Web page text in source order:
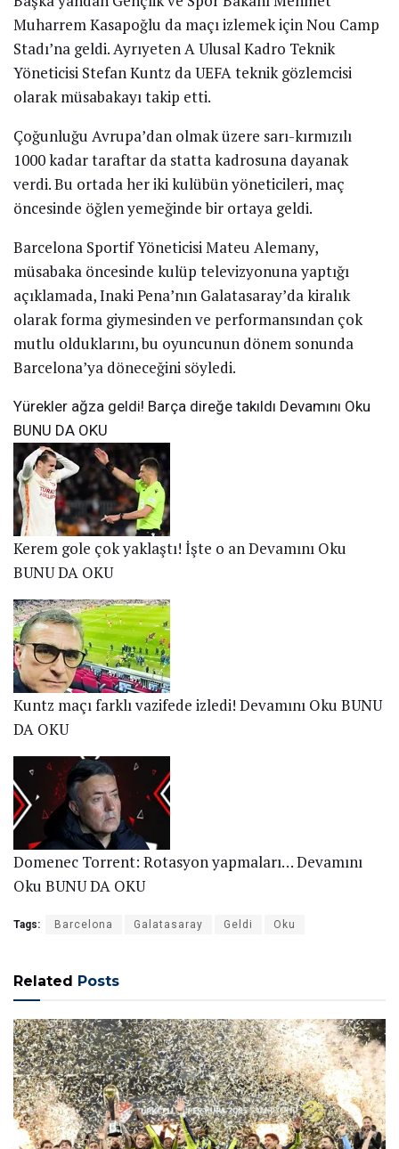
Muharrem Kasapoğlu da maçı izlemek için Nou Camp
Stadı’na geldi. Ayrıyeten A Ulusal Kadro Teknik
Yöneticisi Stefan Kuntz da UEFA teknik gözlemcisi
olarak müsabakayı takip etti.
Çoğunluğu Avrupa’dan olmak üzere sarı-kırmızılı
1000 kadar taraftar da statta kadrosuna dayanak
verdi. Bu ortada her iki kulübün yöneticileri, maç
öncesinde öğlen yemeğinde bir ortaya geldi.
Barcelona Sportif Yöneticisi Mateu Alemany,
müsabaka öncesinde kulüp televizyonuna yaptığı
açıklamada, Inaki Pena’nın Galatasaray’da kiralık
olarak forma giymesinden ve performansından çok
mutlu olduklarını, bu oyuncunun dönem sonunda
Barcelona’ya döneceğini söyledi.
Yürekler ağza geldi! Barça direğe takıldı Devamını Oku
BUNU DA OKU
Kerem gole çok yaklaştı! İşte o anDevamını Oku
BUNU DA OKU
Kuntz maçı farklı vazifede izledi! Devamını Oku BUNU
DA OKU
Domenec Torrent: Rotasyon yapmaları…Devamını
Oku BUNU DA OKU
Tags: Barcelona Galatasaray Geldi Oku
Related Posts